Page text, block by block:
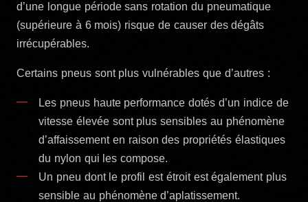
d’une longue période sans rotation du pneumatique
(supérieure à 6 mois) risque de causer des dégâts
irrécupérables.
Certains pneus sont plus vulnérables que d’autres :
Les pneus haute performance dotés d’un indice de
vitesse élevée sont plus sensibles au phénomène
d’affaissement en raison des propriétés élastiques
du nylon qui les compose.
Un pneu dont le profil est étroit est également plus
sensible au phénomène d’aplatissement.